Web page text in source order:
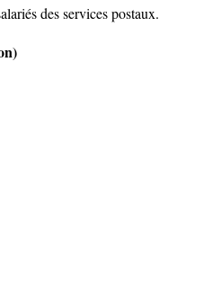
des services postaux.